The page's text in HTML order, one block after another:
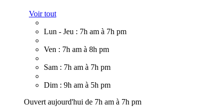
Voir tout
Lun - Jeu : 7h am à 7h pm
Ven : 7h am à 8h pm
Sam : 7h am à 7h pm
Dim : 9h am à 5h pm
Ouvert aujourd'hui de 7h am à 7h pm